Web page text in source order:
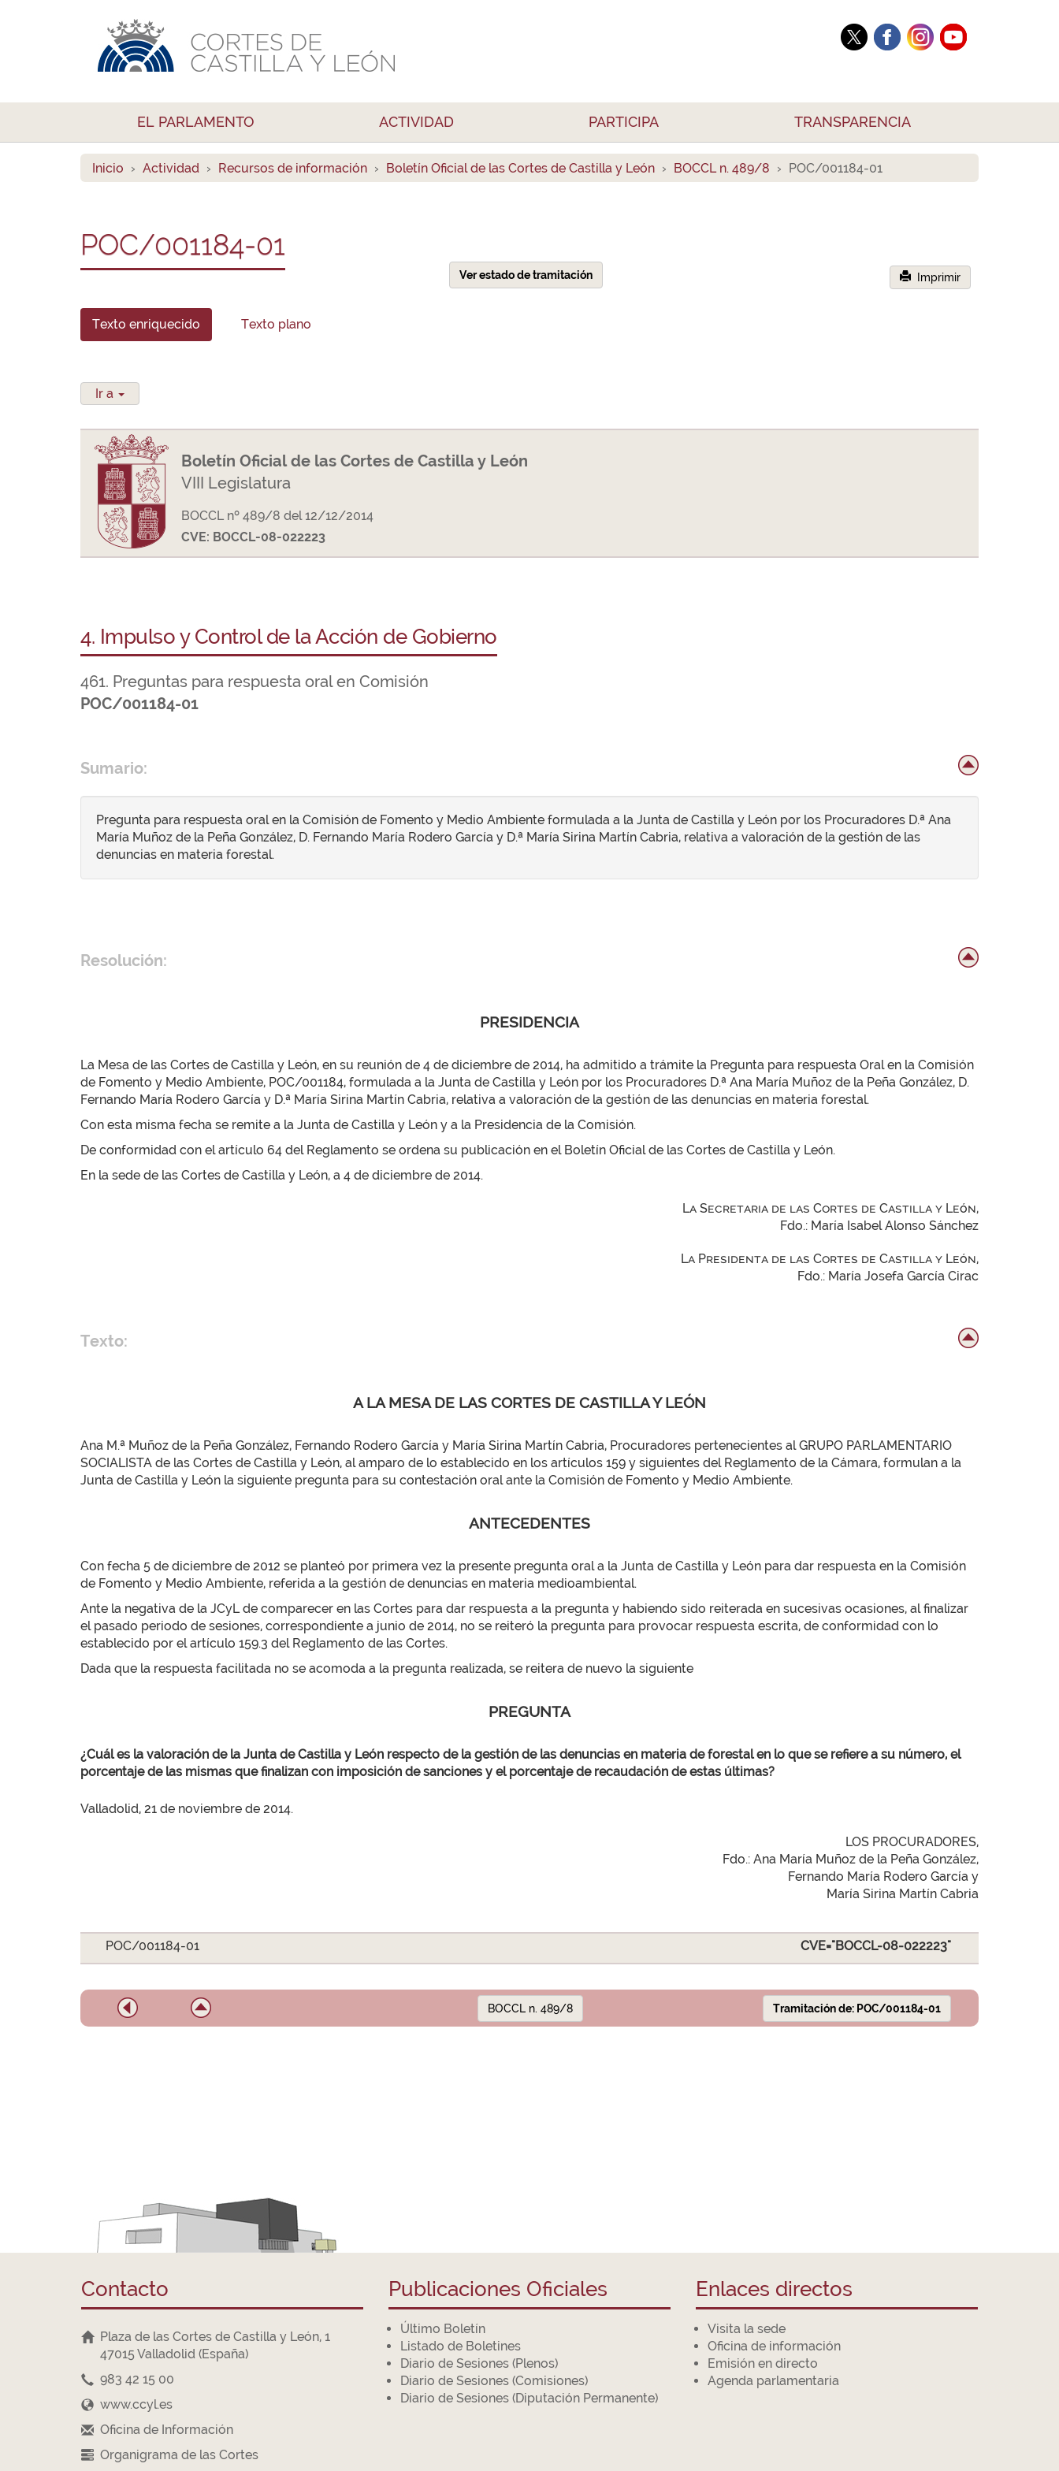
EL PARLAMENTO ACTIVIDAD PARTICIPA TRANSPARENCIA
Inicio Actividad Recursos de información Boletín Oficial de las Cortes de Castilla y León BOCCL n. 489/8 POC/001184-01
POC/001184-01
Ver estado de tramitación Imprimir
Texto enriquecido Texto plano
Ir a
Boletín Oficial de las Cortes de Castilla y León
VIII Legislatura
BOCCL nº 489/8 del 12/12/2014
CVE: BOCCL-08-022223
4. Impulso y Control de la Acción de Gobierno
461. Preguntas para respuesta oral en Comisión
POC/001184-01
Sumario:
Pregunta para respuesta oral en la Comisión de Fomento y Medio Ambiente formulada a la Junta de Castilla y León por los Procuradores D.ª Ana
María Muñoz de la Peña González, D. Fernando María Rodero García y D.ª María Sirina Martín Cabria, relativa a valoración de la gestión de las
denuncias en materia forestal.
Resolución:
PRESIDENCIA
La Mesa de las Cortes de Castilla y León, en su reunión de 4 de diciembre de 2014, ha admitido a trámite la Pregunta para respuesta Oral en la Comisión
de Fomento y Medio Ambiente, POC/001184, formulada a la Junta de Castilla y León por los Procuradores D.ª Ana María Muñoz de la Peña González, D.
Fernando María Rodero García y D.ª María Sirina Martín Cabria, relativa a valoración de la gestión de las denuncias en materia forestal.
Con esta misma fecha se remite a la Junta de Castilla y León y a la Presidencia de la Comisión.
De conformidad con el artículo 64 del Reglamento se ordena su publicación en el Boletín Oficial de las Cortes de Castilla y León.
En la sede de las Cortes de Castilla y León, a 4 de diciembre de 2014.
La Secretaria de las Cortes de Castilla y León,
Fdo.: María Isabel Alonso Sánchez
La Presidenta de las Cortes de Castilla y León,
Fdo.: María Josefa García Cirac
Texto:
A LA MESA DE LAS CORTES DE CASTILLA Y LEÓN
Ana M.ª Muñoz de la Peña González, Fernando Rodero García y María Sirina Martín Cabria, Procuradores pertenecientes al GRUPO PARLAMENTARIO
SOCIALISTA de las Cortes de Castilla y León, al amparo de lo establecido en los artículos 159 y siguientes del Reglamento de la Cámara, formulan a la
Junta de Castilla y León la siguiente pregunta para su contestación oral ante la Comisión de Fomento y Medio Ambiente.
ANTECEDENTES
Con fecha 5 de diciembre de 2012 se planteó por primera vez la presente pregunta oral a la Junta de Castilla y León para dar respuesta en la Comisión
de Fomento y Medio Ambiente, referida a la gestión de denuncias en materia medioambiental.
Ante la negativa de la JCyL de comparecer en las Cortes para dar respuesta a la pregunta y habiendo sido reiterada en sucesivas ocasiones, al finalizar
el pasado periodo de sesiones, correspondiente a junio de 2014, no se reiteró la pregunta para provocar respuesta escrita, de conformidad con lo
establecido por el artículo 159.3 del Reglamento de las Cortes.
Dada que la respuesta facilitada no se acomoda a la pregunta realizada, se reitera de nuevo la siguiente
PREGUNTA
¿Cuál es la valoración de la Junta de Castilla y León respecto de la gestión de las denuncias en materia de forestal en lo que se refiere a su número, el
porcentaje de las mismas que finalizan con imposición de sanciones y el porcentaje de recaudación de estas últimas?
Valladolid, 21 de noviembre de 2014.
LOS PROCURADORES,
Fdo.: Ana María Muñoz de la Peña González,
Fernando María Rodero García y
María Sirina Martín Cabria
POC/001184-01 CVE="BOCCL-08-022223"
BOCCL n. 489/8 Tramitación de: POC/001184-01
Contacto
Plaza de las Cortes de Castilla y León, 1
47015 Valladolid (España)
983 42 15 00
www.ccyl.es
Oficina de Información
Organigrama de las Cortes
Publicaciones Oficiales
Último Boletín
Listado de Boletines
Diario de Sesiones (Plenos)
Diario de Sesiones (Comisiones)
Diario de Sesiones (Diputación Permanente)
Enlaces directos
Visita la sede
Oficina de información
Emisión en directo
Agenda parlamentaria